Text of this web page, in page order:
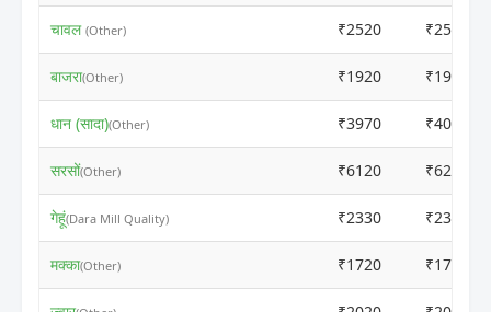
चावल (Other) ₹2520 ₹2560
बाजरा(Other) ₹1920 ₹1900
धान (सादा)(Other) ₹3970 ₹4000
सरसों(Other) ₹6120 ₹6200
गेहूं(Dara Mill Quality) ₹2330 ₹2310
मक्का(Other) ₹1720 ₹1700